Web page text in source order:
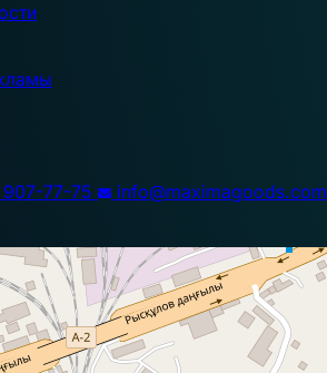
77-75
info@maximagoods.com